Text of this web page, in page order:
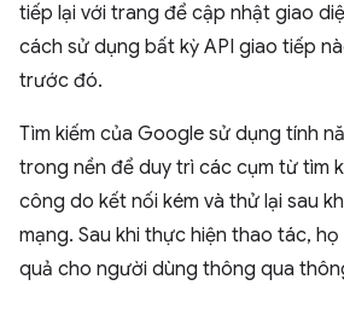
tiếp lại với trang để cập nhật giao
cách sử dụng bất kỳ API giao tiếp
trước đó.
Tìm kiếm của Google sử dụng tính
trong nền để duy trì các cụm từ tìm
công do kết nối kém và thử lại sau
mạng. Sau khi thực hiện thao tác,
quả cho người dùng thông qua